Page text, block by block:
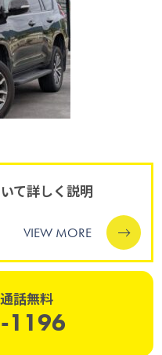
て詳しく説明
VIEW MORE
話無料
1196